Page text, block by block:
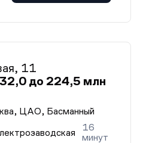
11
до 224,5 млн
ЦАО, Басманный
16
минут